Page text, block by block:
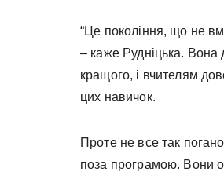
“Це покоління, що не
– каже Рудніцька. Вона
кращого, і вчителям
цих навичок.
Проте не все так
поза програмою. Вони